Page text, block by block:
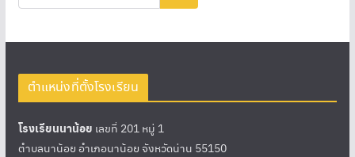
ตำแหน่งที่ตั้งโรงเรียน
โรงเรียนนาน้อย เลขที่ 201 หมู่ 1
ตำบลนาน้อย อำเภอนาน้อย จังหวัดน่าน 55150